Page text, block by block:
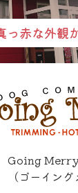
っ赤な外観
Going
（ゴーイング